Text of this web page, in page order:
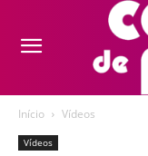
Início Vídeos
Vídeos